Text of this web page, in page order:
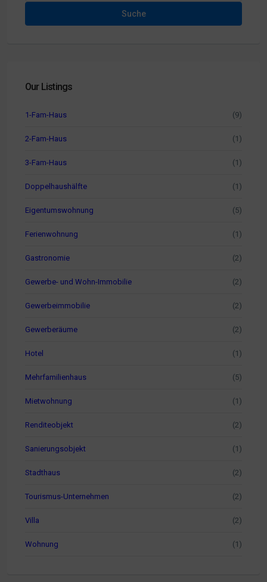
Suche
Our Listings
1-Fam-Haus (9)
2-Fam-Haus (1)
3-Fam-Haus (1)
Doppelhaushälfte (1)
Eigentumswohnung (5)
Ferienwohnung (1)
Gastronomie (2)
Gewerbe- und Wohn-Immobilie (2)
Gewerbeimmobilie (2)
Gewerberäume (2)
Hotel (1)
Mehrfamilienhaus (5)
Mietwohnung (1)
Renditeobjekt (2)
Sanierungsobjekt (1)
Stadthaus (2)
Tourismus-Unternehmen (2)
Villa (2)
Wohnung (1)